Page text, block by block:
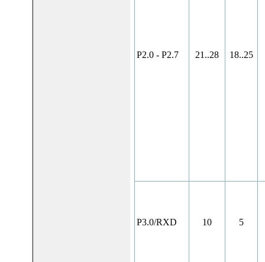
P2.0 - P2.7 21..28 18..25
P3.0/RXD 10 5